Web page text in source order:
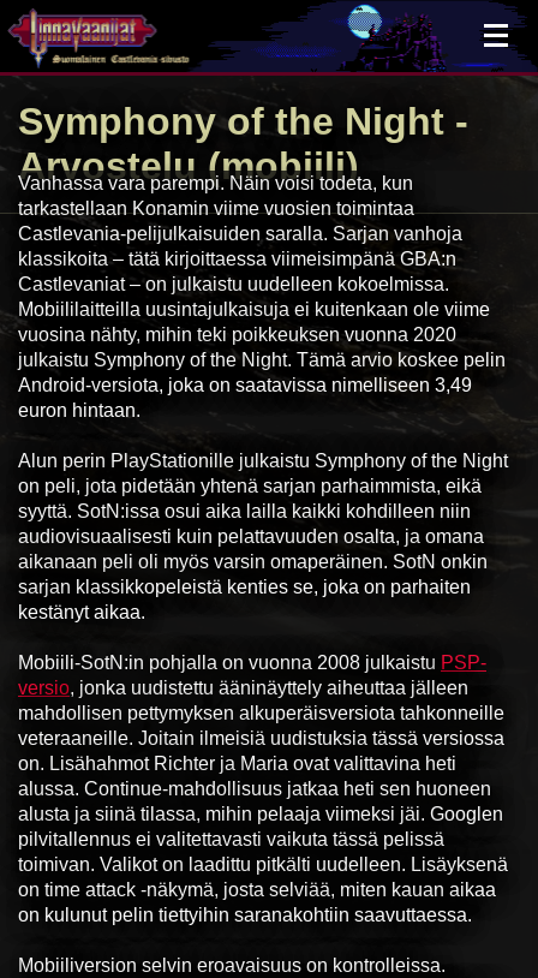
Symphony of the Night -
Arvostelu (mobiili)
Vanhassa vara parempi. Näin voisi todeta, kun
tarkastellaan Konamin viime vuosien toimintaa
Castlevania-pelijulkaisuiden saralla. Sarjan vanhoja
klassikoita – tätä kirjoittaessa viimeisimpänä GBA:n
Castlevaniat – on julkaistu uudelleen kokoelmissa.
Mobiililaitteilla uusintajulkaisuja ei kuitenkaan ole viime
vuosina nähty, mihin teki poikkeuksen vuonna 2020
julkaistu Symphony of the Night. Tämä arvio koskee pelin
Android-versiota, joka on saatavissa nimelliseen 3,49
euron hintaan.
Alun perin PlayStationille julkaistu Symphony of the Night
on peli, jota pidetään yhtenä sarjan parhaimmista, eikä
syyttä. SotN:issa osui aika lailla kaikki kohdilleen niin
audiovisuaalisesti kuin pelattavuuden osalta, ja omana
aikanaan peli oli myös varsin omaperäinen. SotN onkin
sarjan klassikkopeleistä kenties se, joka on parhaiten
kestänyt aikaa.
Mobiili-SotN:in pohjalla on vuonna 2008 julkaistu PSP-
versio, jonka uudistettu ääninäyttely aiheuttaa jälleen
mahdollisen pettymyksen alkuperäisversiota tahkonneille
veteraaneille. Joitain ilmeisiä uudistuksia tässä versiossa
on. Lisähahmot Richter ja Maria ovat valittavina heti
alussa. Continue-mahdollisuus jatkaa heti sen huoneen
alusta ja siinä tilassa, mihin pelaaja viimeksi jäi. Googlen
pilvitallennus ei valitettavasti vaikuta tässä pelissä
toimivan. Valikot on laadittu pitkälti uudelleen. Lisäyksenä
on time attack -näkymä, josta selviää, miten kauan aikaa
on kulunut pelin tiettyihin saranakohtiin saavuttaessa.
Mobiiliversion selvin eroavaisuus on kontrolleissa.
×